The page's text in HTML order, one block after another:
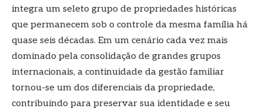
integra um seleto grupo de propriedades históricas
que permanecem sob o controle da mesma família há
quase seis décadas. Em um cenário cada vez mais
dominado pela consolidação de grandes grupos
internacionais, a continuidade da gestão familiar
tornou-se um dos diferenciais da propriedade,
contribuindo para preservar sua identidade e seu